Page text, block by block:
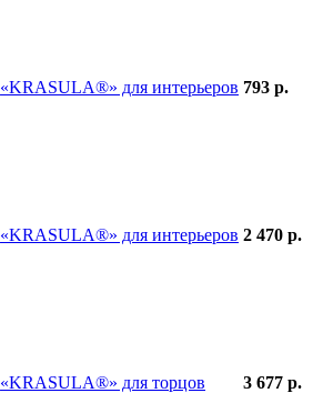
«KRASULA®» для интерьеров 793 р.
«KRASULA®» для интерьеров 2 470 р.
«KRASULA®» для торцов 3 677 р.